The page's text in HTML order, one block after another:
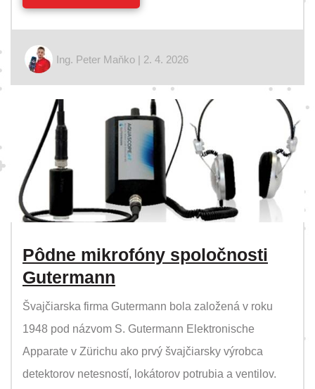
Ing. Peter Maňko | 2. 4. 2026
Pôdne mikrofóny spoločnosti
Gutermann
Švajčiarska firma Gutermann bola založená v roku
1948 pod názvom S. Gutermann Elektronische
Apparate v Zürichu ako prvý švajčiarsky výrobca
detektorov netesností, lokátorov potrubia a ventilov.